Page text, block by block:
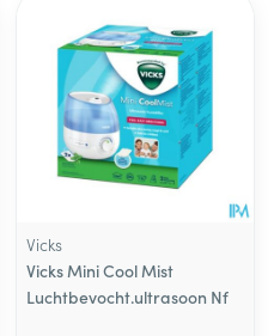
Vicks
Vicks Mini Cool Mist
Luchtbevocht.ultrasoon Nf